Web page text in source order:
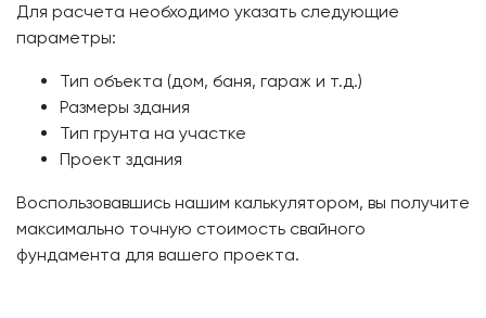
Для расчета необходимо указать следующие
параметры:
Тип объекта (дом, баня, гараж и т.д.)
Размеры здания
Тип грунта на участке
Проект здания
Воспользовавшись нашим калькулятором, вы получите
максимально точную стоимость свайного
фундамента для вашего проекта.